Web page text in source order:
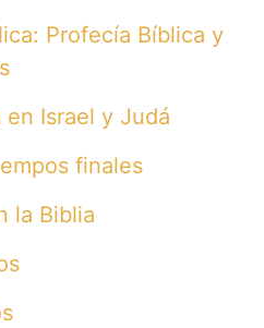
Profecía Bíblica y
Israel y Judá
finales
la Biblia